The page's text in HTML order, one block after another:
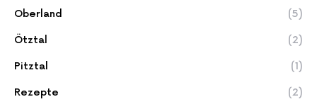
Oberland (5)
Ötztal (2)
Pitztal (1)
Rezepte (2)